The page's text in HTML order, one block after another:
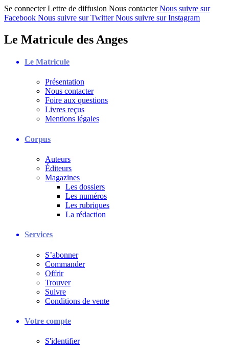
Se connecter Lettre de diffusion Nous contacter Nous suivre sur
Facebook Nous suivre sur Twitter Nous suivre sur Instagram
Le Matricule des Anges
Le Matricule
Présentation
Nous contacter
Foire aux questions
Livres reçus
Mentions légales
Corpus
Auteurs
Éditeurs
Magazines
Les dossiers
Les numéros
Les rubriques
La rédaction
Services
S’abonner
Commander
Offrir
Trouver
Suivre
Conditions de vente
Votre compte
S'identifier